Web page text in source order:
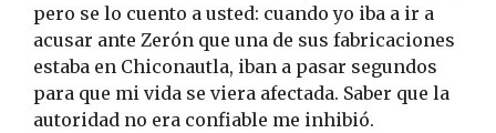
pero se lo cuento a usted: cuando yo iba a ir a
acusar ante Zerón que una de sus fabricaciones
estaba en Chiconautla, iban a pasar segundos
para que mi vida se viera afectada. Saber que la
autoridad no era confiable me inhibió.